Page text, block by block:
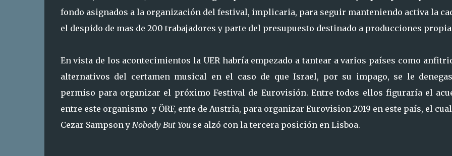
fondo asignados a la organización del festival, implicaria, para seguir manteniendo activa la
el despido de mas de 200 trabajadores y parte del presupuesto destinado a producciones
En vista de los acontecimientos la UER habría empezado a tantear a varios países como
alternativos del certamen musical en el caso de que Israel, por su impago, se le
permiso para organizar el próximo Festival de Eurovisión. Entre todos ellos figuraría el
entre este organismo y ÖRF, ente de Austria, para organizar Eurovision 2019 en este país, el
Cezar Sampson y Nobody But Youse alzó con la tercera posición en Lisboa.